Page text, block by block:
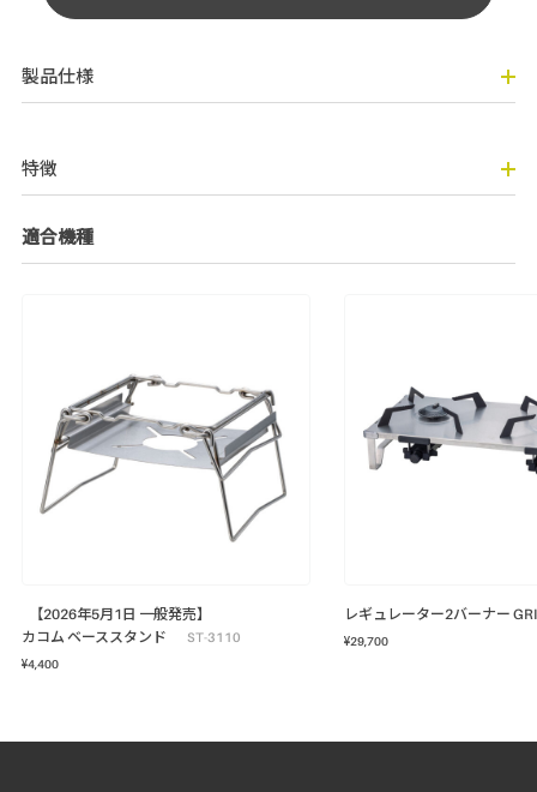
製品仕様
特徴
適合機種
【2026年5月1日 一般発売】
カコム ベーススタンド
ST-3110
¥4,400
レギュレーター2バーナー
¥29,700